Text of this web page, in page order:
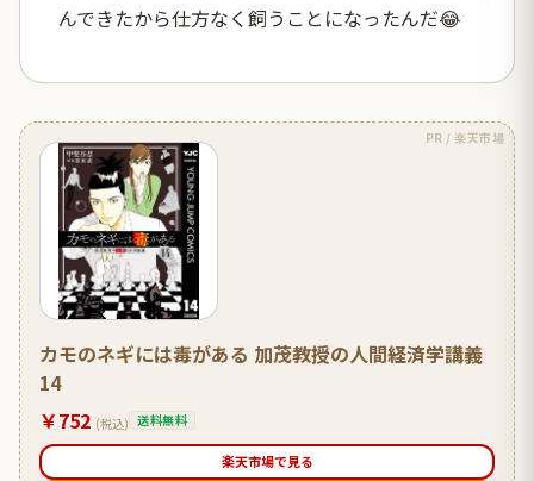
んできたから仕方なく飼うことになったんだ😂
PR / 楽天市場
カモのネギには毒がある 加茂教授の人間経済学講義
14
￥752 (税込) 送料無料
楽天市場で見る